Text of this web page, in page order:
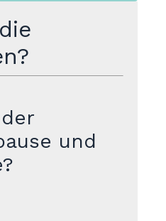
und